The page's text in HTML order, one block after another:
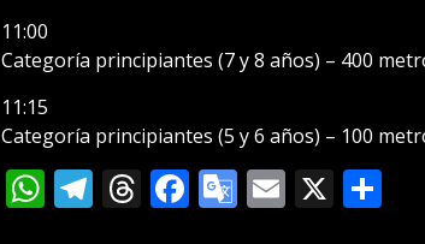
11:00
Categoría principiantes (7 y 8 años) – 400
11:15
Categoría principiantes (5 y 6 años) – 100
WhatsApp
Telegram
Threads
Facebook
Google
Email
X